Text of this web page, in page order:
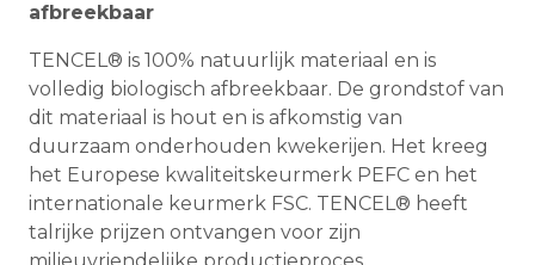
afbreekbaar
TENCEL® is 100% natuurlijk materiaal en is
volledig biologisch afbreekbaar. De grondstof van
dit materiaal is hout en is afkomstig van
duurzaam onderhouden kwekerijen. Het kreeg
het Europese kwaliteitskeurmerk PEFC en het
internationale keurmerk FSC. TENCEL® heeft
talrijke prijzen ontvangen voor zijn